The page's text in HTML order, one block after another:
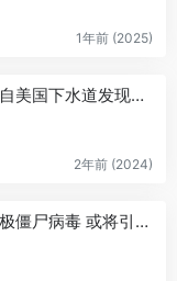
1年前 (2025)
新冠新毒株突袭，自美国下水道发现，已蔓延多国！专家：更具传染性
2年前 (2024)
科学家警告小心北极僵尸病毒 或将引发新的疾病的爆发